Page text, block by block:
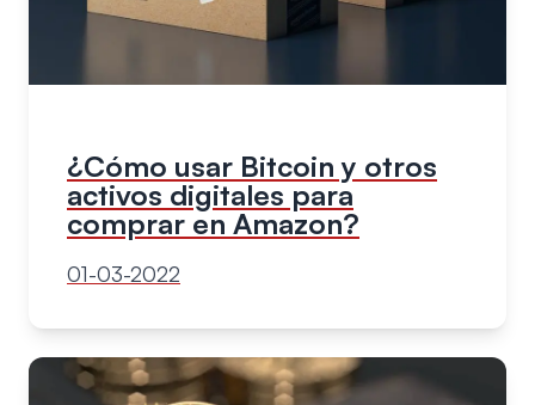
¿Cómo usar Bitcoin y otros
activos digitales para
comprar en Amazon?
01-03-2022